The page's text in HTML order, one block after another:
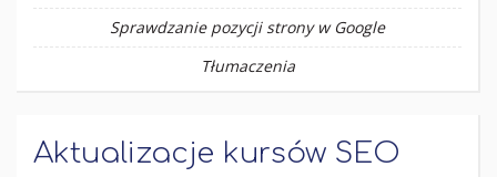
Sprawdzanie pozycji strony w Google
Tłumaczenia
Aktualizacje kursów SEO